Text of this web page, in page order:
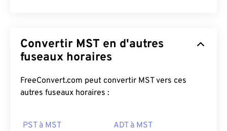
Convertir MST en d'autres
fuseaux horaires
FreeConvert.com peut convertir MST vers ces
autres fuseaux horaires :
PST à MST ADT à MST